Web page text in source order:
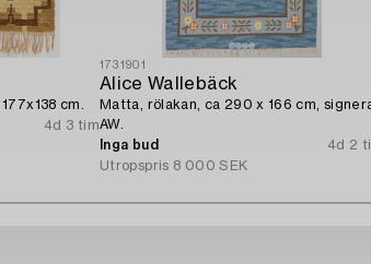
cm.
4d 3 tim
1731901
Alice Wallebäck
Matta, rölakan, ca 290 x 166 cm,
AW.
Inga bud
4d 2
Utropspris 8 000 SEK